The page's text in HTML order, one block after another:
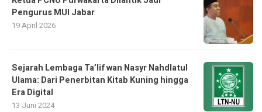
Pengurus MUI Jabar
19 April 2026
Sejarah Lembaga Ta’lif wan Nasyr Nahdlatul
Ulama: Dari Penerbitan Kitab Kuning hingga
Era Digital
13 Juni 2024